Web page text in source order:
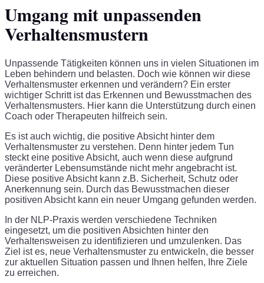
Umgang mit unpassenden
Verhaltensmustern
Unpassende Tätigkeiten können uns in vielen Situationen im
Leben behindern und belasten. Doch wie können wir diese
Verhaltensmuster erkennen und verändern? Ein erster
wichtiger Schritt ist das Erkennen und Bewusstmachen des
Verhaltensmusters. Hier kann die Unterstützung durch einen
Coach oder Therapeuten hilfreich sein.
Es ist auch wichtig, die positive Absicht hinter dem
Verhaltensmuster zu verstehen. Denn hinter jedem Tun
steckt eine positive Absicht, auch wenn diese aufgrund
veränderter Lebensumstände nicht mehr angebracht ist.
Diese positive Absicht kann z.B. Sicherheit, Schutz oder
Anerkennung sein. Durch das Bewusstmachen dieser
positiven Absicht kann ein neuer Umgang gefunden werden.
In der NLP-Praxis werden verschiedene Techniken
eingesetzt, um die positiven Absichten hinter den
Verhaltensweisen zu identifizieren und umzulenken. Das
Ziel ist es, neue Verhaltensmuster zu entwickeln, die besser
zur aktuellen Situation passen und Ihnen helfen, Ihre Ziele
zu erreichen.